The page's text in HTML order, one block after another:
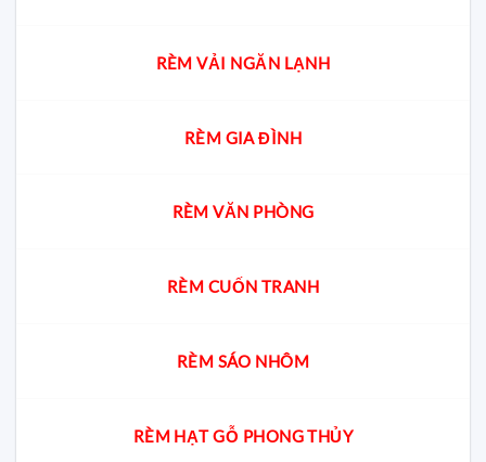
RÈM VẢI NGĂN LẠNH
RÈM GIA ĐÌNH
RÈM VĂN PHÒNG
RÈM CUỐN TRANH
RÈM SÁO NHÔM
RÈM HẠT GỖ PHONG THỦY